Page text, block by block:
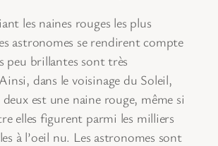
les naines rouges les plus
astronomes se rendirent compte
peu brillantes sont très
dans le voisinage du Soleil,
est une naine rouge, même si
elles figurent parmi les milliers
à l’oeil nu. Les astronomes sont